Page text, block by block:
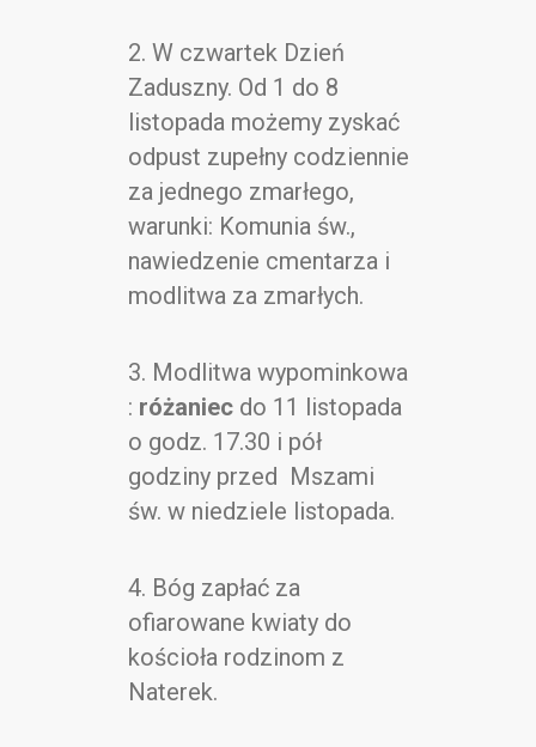
2. W czwartek Dzień
Zaduszny. Od 1 do 8
listopada możemy zyskać
odpust zupełny codziennie
za jednego zmarłego,
warunki: Komunia św.,
nawiedzenie cmentarza i
modlitwa za zmarłych.
3. Modlitwa wypominkowa
: różaniecdo 11 listopada
o godz. 17.30 i pół
godziny przed Mszami
św. w niedziele listopada.
4. Bóg zapłać za
ofiarowane kwiaty do
kościoła rodzinom z
Naterek.